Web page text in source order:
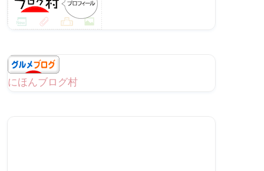
にほんブログ村